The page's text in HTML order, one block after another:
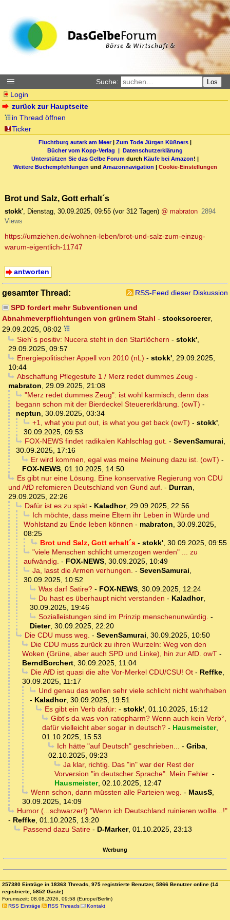
Suche: Los
Login
zurück zur Hauptseite
in Thread öffnen
Ticker
Fluchtburg autark am Meer| Zum Tode Jürgen Küßners |
Bücher vom Kopp-Verlag | Datenschutzerklärung
Unterstützen Sie das Gelbe Forum durch Käufe bei Amazon! |
Weitere Buchempfehlungen und Amazonnavigation | Cookie-Einstellungen
Brot und Salz, Gott erhalt´s
stokk', Dienstag, 30.09.2025, 09:55 (vor 312 Tagen) @ mabraton 2894
Views
https://umziehen.de/wohnen-leben/brot-und-salz-zum-einzug-
warum-eigentlich-11747
antworten
gesamter Thread:
RSS-Feed dieser Diskussion
SPD fordert mehr Subventionen und
Abnahmeverpflichtungen von grünem Stahl - stocksorcerer,
29.09.2025, 08:02
Sieh´s positiv: Nucera steht in den Startlöchern - stokk',
29.09.2025, 09:57
Energiepolitischer Appell von 2010 (nL) - stokk', 29.09.2025,
10:44
Abschaffung Pflegestufe 1 / Merz redet dummes Zeug -
mabraton, 29.09.2025, 21:08
"Merz redet dummes Zeug": ist wohl karmisch, denn das
begann schon mit der Bierdeckel Steuererklärung. (owT) -
neptun, 30.09.2025, 03:34
+1, what you put out, is what you get back (owT) - stokk',
30.09.2025, 09:53
FOX-NEWS findet radikalen Kahlschlag gut. - SevenSamurai,
30.09.2025, 17:16
Er wird kommen, egal was meine Meinung dazu ist. (owT) -
FOX-NEWS, 01.10.2025, 14:50
Es gibt nur eine Lösung. Eine konservative Regierung von CDU
und AfD refomieren Deutschland von Gund auf. - Durran,
29.09.2025, 22:26
Dafür ist es zu spät- Kaladhor, 29.09.2025, 22:56
Ich möchte, dass meine Eltern ihr Leben in Würde und
Wohlstand zu Ende leben können - mabraton, 30.09.2025,
08:25
Brot und Salz, Gott erhalt´s- stokk', 30.09.2025, 09:55
"viele Menschen schlicht umerzogen werden" ... zu
aufwändig. - FOX-NEWS, 30.09.2025, 10:49
Ja, lasst die Armen verhungen. - SevenSamurai,
30.09.2025, 10:52
Was darf Satire?- FOX-NEWS, 30.09.2025, 12:24
Du hast es überhaupt nicht verstanden - Kaladhor,
30.09.2025, 19:46
Sozialleistungen sind im Prinzip menschenunwürdig. -
Dieter, 30.09.2025, 22:20
Die CDU muss weg. - SevenSamurai, 30.09.2025, 10:50
Die CDU muss zurück zu ihren Wurzeln: Weg von den
Woken (Grüne, aber auch SPD und Linke), hin zur AfD. owT -
BerndBorchert, 30.09.2025, 11:04
Die AfD ist quasi die alte Vor-Merkel CDU/CSU! Ot- Reffke,
30.09.2025, 11:17
Und genau das wollen sehr viele schlicht nicht wahrhaben
- Kaladhor, 30.09.2025, 19:51
Es gibt ein Verb dafür: - stokk', 01.10.2025, 15:12
Gibt's da was von ratiopharm? Wenn auch kein Verb°,
dafür vielleicht aber sogar in deutsch? - Hausmeister,
01.10.2025, 15:53
Ich hätte "auf Deutsch" geschrieben... - Griba,
02.10.2025, 09:23
Ja klar, richtig. Das "in" war der Rest der
Vorversion "in deutscher Sprache". Mein Fehler. -
Hausmeister, 02.10.2025, 12:47
Wenn schon, dann müssten alle Parteien weg. - MausS,
30.09.2025, 14:09
Humor (...schwarzer!) "Wenn ich Deutschland ruinieren wollte...!"
- Reffke, 01.10.2025, 13:20
Passend dazu Satire- D-Marker, 01.10.2025, 23:13
Werbung
257380 Einträge in 18363 Threads, 975 registrierte Benutzer, 5866 Benutzer online (14
registrierte, 5852 Gäste)
Forumszeit: 08.08.2026, 09:58 (Europe/Berlin)
RSS Einträge
RSS Threads Kontakt